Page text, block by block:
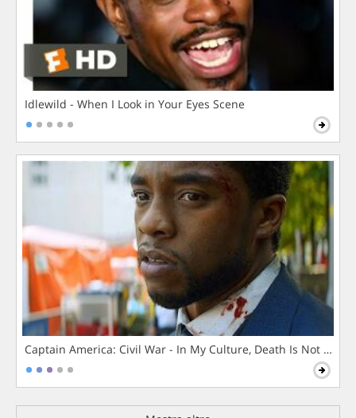
Idlewild - When I Look in Your Eyes Scene
Captain America: Civil War - In My Culture, Death Is Not The